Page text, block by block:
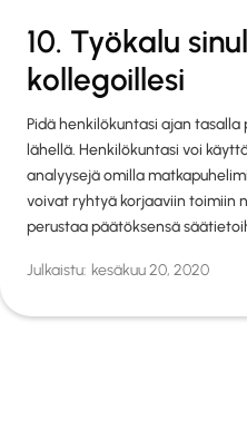
10. Työkalu
kollegoillesi
Pidä henkilökuntasi ajan
lähellä. Henkilökuntasi voi
analyysejä omilla
voivat ryhtyä korjaaviin toimiin
perustaa päätöksensä
Julkaistu: kesäkuu 20, 2020